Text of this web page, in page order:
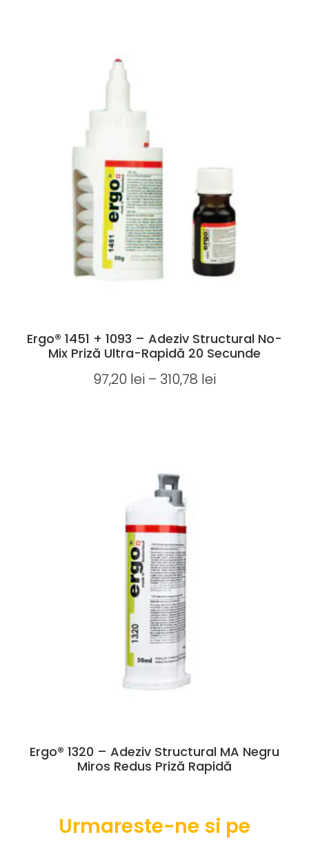
Ergo® 1451 + 1093 – Adeziv Structural No-
Mix Priză Ultra-Rapidă 20 Secunde
97,20 lei – 310,78 lei
Ergo® 1320 – Adeziv Structural MA Negru
Miros Redus Priză Rapidă
Urmareste-ne si pe